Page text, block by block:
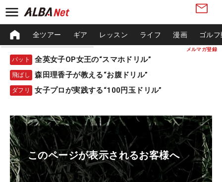
メルマガ登録
全ツアー ギア レッスン ライフ 漫画 ゴル
パット 全英女子OP女王の“スマホドリル”
飛ばし 森田理香子が教える“お腹ドリル”
ダフリ 女子プロが実践する“100円玉ドリル”
このページが表示されるお客様へ